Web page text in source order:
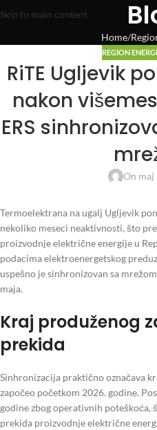
Skip to main content
Home
REGION
RiTE Ugljevik
nakon
ERS
On maj
Termoelektrana na ugalj Ugljevik
nekoliko meseci neaktivnosti, što
proizvodnje električne energije u
podacima elektroenergetskog
uspešno je sinhronizovan sa
maja.
Kraj produženog
prekida
Sinhronizacija praktično označava
započeo početkom 2026. godine.
godine zbog operativnih poteškoća,
prekida proizvodnje električne